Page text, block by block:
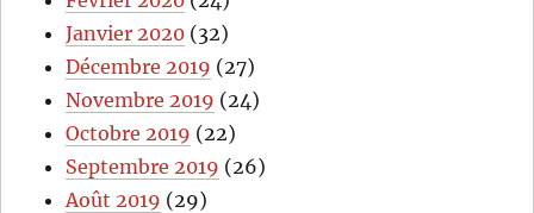
Janvier 2020 (32)
Décembre 2019 (27)
Novembre 2019 (24)
Octobre 2019 (22)
Septembre 2019 (26)
Août 2019 (29)